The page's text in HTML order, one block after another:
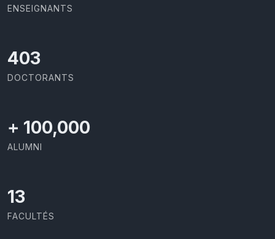
ENSEIGNANTS
426
DOCTORANTS
+ 100,000
ALUMNI
13
FACULTÉS